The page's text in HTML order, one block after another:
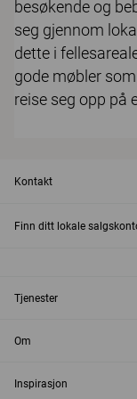
besøkende og
seg gjennom
dette i
gode møbler
reise seg opp på
Kontakt
Finn ditt lokale
Tjenester
Om
Inspirasjon